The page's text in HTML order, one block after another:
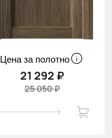
Цена за полотно
21 292 ₽
25 050 ₽